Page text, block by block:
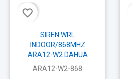
favorite_border
SIREN WRL
INDOOR/868MHZ
ARA12-W2 DAHUA
ARA12-W2-868